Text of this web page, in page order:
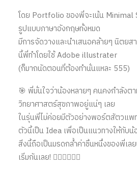
โดย Portfolio ของพี่จะเน้น Minimal
รูปแบบภาษาอังกฤษทั้งหมด
มีการจัดวางและนำเสนอคล้ายๆ นิตย
นี้พี่ทำโดยใช้ Adobe illustrater
(ก็มาถนัดตอนที่ต้องทำนั่นแหละ 555)
🎯 พี่มั่นใจว่าน้องหลายๆ คนคงกำลังต
วิทยาศาสตร์สุขภาพอยู่แน่ๆ เลย
ในรุ่นพี่ไม่ค่อยมีตัวอย่างพอร์ตสัตวแพ
ตัวนี้เป็น Idea เพื่อเป็นแนวทางให้กับน้
สิ่งนี้ถือเป็นมรดกล้ำค่าชิ้นหนึ่งของพี่เล
เริ่มกันเลย! 👇🏻👇🏻👇🏻